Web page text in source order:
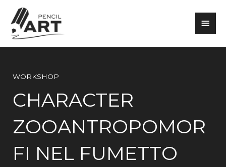
contenuto
WORKSHOP
CHARACTER
ZOOANTROPOMOR
FI NEL FUMETTO